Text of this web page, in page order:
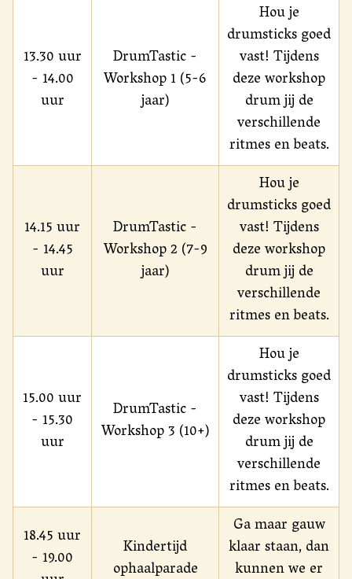
13.30 uur
- 14.00
uur
DrumTastic -
Workshop 1 (5-6
jaar)
Hou je
drumsticks goed
vast! Tijdens
deze workshop
drum jij de
verschillende
ritmes en beats.
14.15 uur
- 14.45
uur
DrumTastic -
Workshop 2 (7-9
jaar)
Hou je
drumsticks goed
vast! Tijdens
deze workshop
drum jij de
verschillende
ritmes en beats.
15.00 uur
- 15.30
uur
DrumTastic -
Workshop 3 (10+)
Hou je
drumsticks goed
vast! Tijdens
deze workshop
drum jij de
verschillende
ritmes en beats.
18.45 uur
- 19.00
Kindertijd
ophaalparade
Ga maar gauw
klaar staan, dan
kunnen we er